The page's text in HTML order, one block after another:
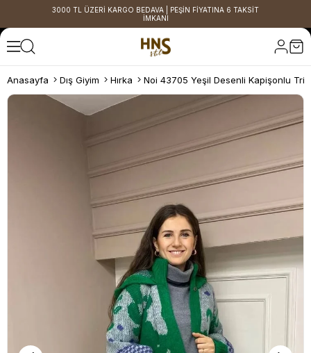
3000 TL ÜZERİ KARGO BEDAVA | PEŞİN FİYATINA 6 TAKSİT
İMKANI
Anasayfa Dış Giyim Hırka Noi 43705 Yeşil Desenli Kapişonlu